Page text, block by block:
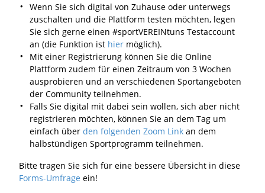
Wenn Sie sich digital von Zuhause oder unterwegs
zuschalten und die Plattform testen möchten, legen
Sie sich gerne einen #sportVEREINtuns Testaccount
an (die Funktion ist hier möglich).
Mit einer Registrierung können Sie die Online
Plattform zudem für einen Zeitraum von 3 Wochen
ausprobieren und an verschiedenen Sportangeboten
der Community teilnehmen.
Falls Sie digital mit dabei sein wollen, sich aber nicht
registrieren möchten, können Sie an dem Tag um
einfach überden folgenden Zoom Linkan dem
halbstündigen Sportprogramm teilnehmen.
Bitte tragen Sie sich für eine bessere Übersicht in diese
Forms-Umfrage ein!